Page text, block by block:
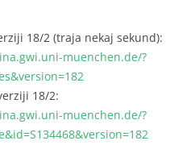
18/2 (traja nekaj sekund):
muenchen.de/?
18/2:
muenchen.de/?